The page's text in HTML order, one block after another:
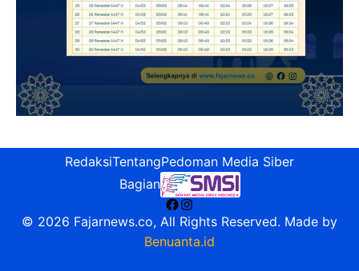
RedaksiTentangPedoman Media Siber
Bagian
Facebook
Instagram
© 2026 Fajarnews.co, All Rights Reserved. Made by
Benuanta.id